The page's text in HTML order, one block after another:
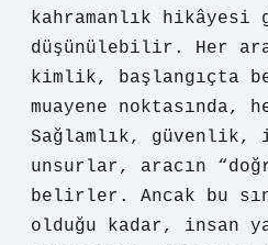
kahramanlık hikâyesi
düşünülebilir. Her
kimlik, başlangıçta
muayene noktasında,
Sağlamlık, güvenlik,
unsurlar, aracın
belirler. Ancak bu
olduğu kadar, insan